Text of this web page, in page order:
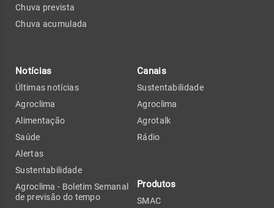
Chuva prevista
Chuva acumulada
Notícias
Últimas notícias
Agroclima
Alimentação
Saúde
Alertas
Sustentabilidade
Agroclima - Boletim Semanal
de previsão do tempo
Canais
Sustentabilidade
Agroclima
Agrotalk
Rádio
Produtos
SMAC